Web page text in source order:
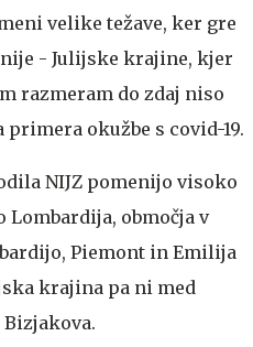
velike težave, ker gre
- Julijske krajine, kjer
razmeram do zdaj niso
okužbe s covid-19.
NIJZ pomenijo visoko
Lombardija, območja v
Piemont in Emilija
krajina pa ni med